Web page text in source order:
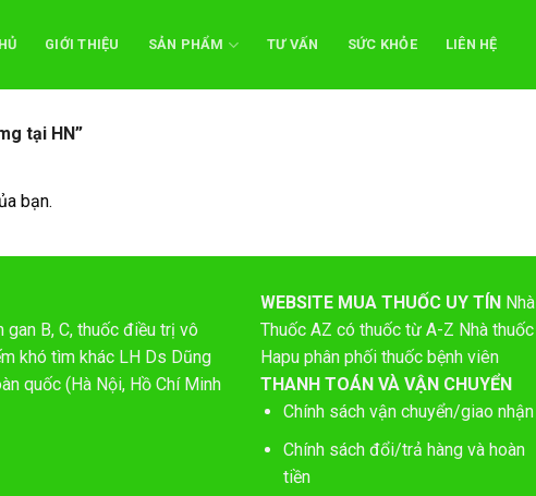
GIỚI THIỆU SẢN PHẨM TƯ VẤN SỨC KHỎE LIÊN HỆ
tại HN”
bạn.
B, C, thuốc điều trị vô
khó tìm khác LH Ds Dũng
quốc (Hà Nội, Hồ Chí Minh
WEBSITE MUA THUỐC UY TÍN Nhà
Thuốc AZ có thuốc từ A-Z Nhà thuốc
Hapu phân phối thuốc bệnh viên
THANH TOÁN VÀ VẬN CHUYỂN
Chính sách vận chuyển/giao nhận
Chính sách đổi/trả hàng và hoàn
tiền